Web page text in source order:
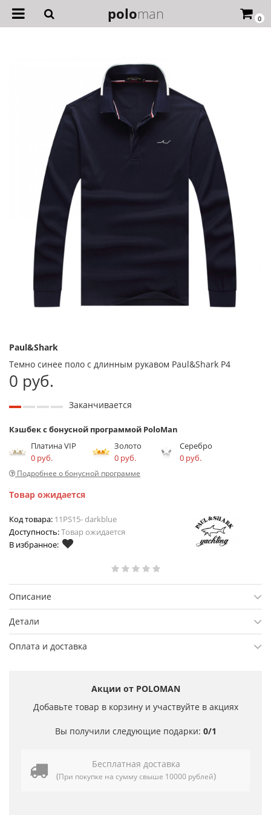
0
poloman
Paul&Shark
Темно синее поло с длинным рукавом Paul&Shark P4
0 руб.
Заканчивается
Кэшбек с бонусной программой PoloMan
Платина VIP
0 руб.
Золото
0 руб.
Серебро
0 руб.
Подробнее о бонусной программе
Товар ожидается
Код товара: 11PS15- darkblue
Доступность:Товар ожидается
В избранное:
Описание
Детали
Оплата и доставка
Акции от POLOMAN
Добавьте товар в корзину и участвуйте в акциях
Вы получили следующие подарки: 0/1
Бесплатная доставка
(При покупке на сумму свыше 10000 рублей)